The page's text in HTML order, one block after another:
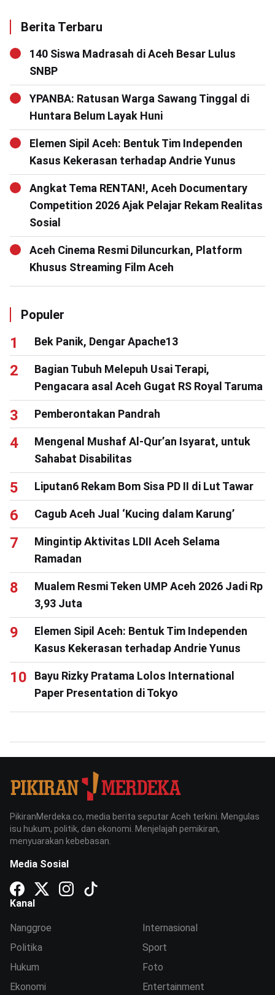
Berita Terbaru
140 Siswa Madrasah di Aceh Besar Lulus
SNBP
YPANBA: Ratusan Warga Sawang Tinggal di
Huntara Belum Layak Huni
Elemen Sipil Aceh: Bentuk Tim Independen
Kasus Kekerasan terhadap Andrie Yunus
Angkat Tema RENTAN!, Aceh Documentary
Competition 2026 Ajak Pelajar Rekam Realitas
Sosial
Aceh Cinema Resmi Diluncurkan, Platform
Khusus Streaming Film Aceh
Populer
Bek Panik, Dengar Apache13
Bagian Tubuh Melepuh Usai Terapi,
Pengacara asal Aceh Gugat RS Royal Taruma
Pemberontakan Pandrah
Mengenal Mushaf Al-Qur’an Isyarat, untuk
Sahabat Disabilitas
Liputan6 Rekam Bom Sisa PD II di Lut Tawar
Cagub Aceh Jual ‘Kucing dalam Karung’
Mingintip Aktivitas LDII Aceh Selama
Ramadan
Mualem Resmi Teken UMP Aceh 2026 Jadi Rp
3,93 Juta
Elemen Sipil Aceh: Bentuk Tim Independen
Kasus Kekerasan terhadap Andrie Yunus
Bayu Rizky Pratama Lolos International
Paper Presentation di Tokyo
PikiranMerdeka.co, media berita seputar Aceh terkini. Mengulas
isu hukum, politik, dan ekonomi. Menjelajah pemikiran,
menyuarakan kebebasan.
Media Sosial
Kanal
Nanggroe
Politika
Hukum
Ekonomi
Internasional
Sport
Foto
Entertainment